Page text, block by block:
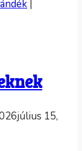
|
július 15,